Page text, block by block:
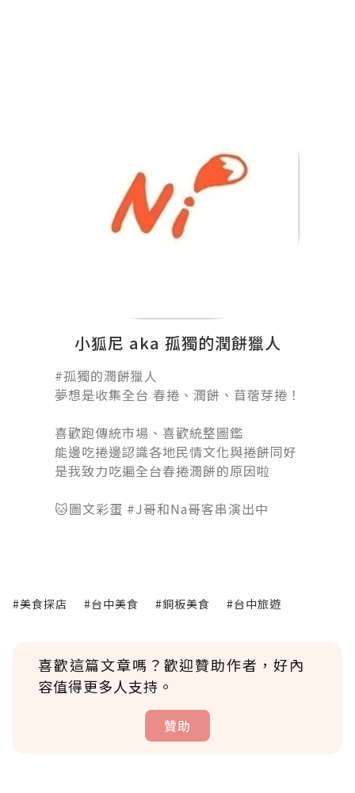
小狐尼 aka 孤獨的潤餅獵人
#孤獨的潤餅獵人󠀠
夢想是收集全台 春捲、潤餅、苜蓿芽捲！
喜歡跑傳統市場、喜歡統整圖鑑
能邊吃捲邊認識各地民情文化與捲餅同好
是我致力吃遍全台春捲潤餅的原因啦
🐱圖文彩蛋 #J哥和Na哥客串演出中
#美食探店 #台中美食 #銅板美食 #台中旅遊
喜歡這篇文章嗎？歡迎贊助作者，好內
容值得更多人支持。
贊助